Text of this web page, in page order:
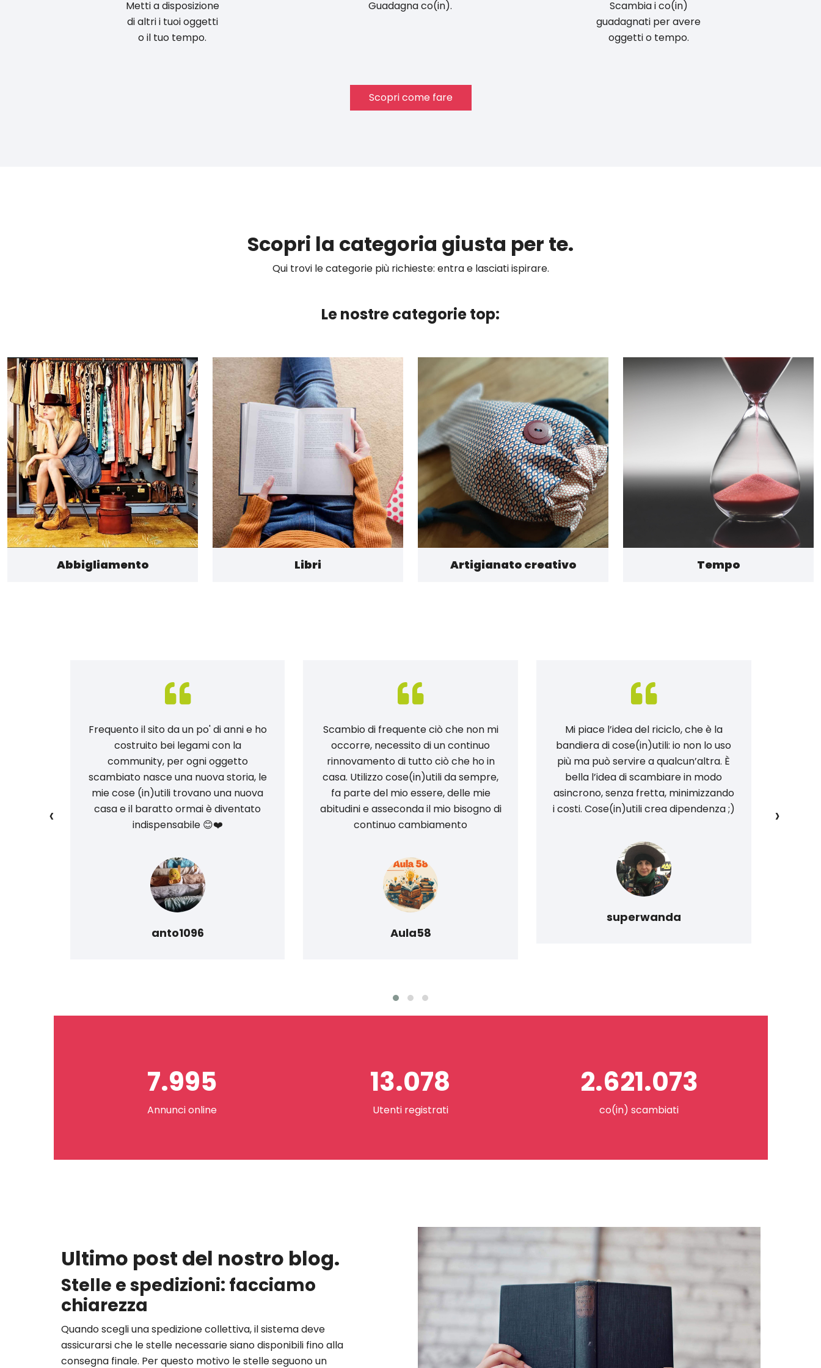
Metti a disposizione
di altri i tuoi oggetti
o il tuo tempo.
Guadagna co(in).
Scambia i co(in)
guadagnati per avere
oggetti o tempo.
Scopri come fare
Scopri la categoria giusta per te.
Qui trovi le categorie più richieste: entra e lasciati ispirare.
Le nostre categorie top:
Abbigliamento Libri Artigianato creativo Tempo
Frequento il sito da un po' di anni e ho
costruito bei legami con la
community, per ogni oggetto
scambiato nasce una nuova storia, le
mie cose (in)utili trovano una nuova
casa e il baratto ormai è diventato
indispensabile 😊❤️
anto1096
Scambio di frequente ciò che non mi
occorre, necessito di un continuo
rinnovamento di tutto ciò che ho in
casa. Utilizzo cose(in)utili da sempre,
fa parte del mio essere, delle mie
abitudini e asseconda il mio bisogno di
continuo cambiamento
Aula58
Mi piace l’idea del riciclo, che è la
bandiera di cose(in)utili: io non lo uso
più ma può servire a qualcun’altra. È
bella l’idea di scambiare in modo
asincrono, senza fretta, minimizzando
i costi. Cose(in)utili crea dipendenza ;)
superwanda
‹ ›
7.995
Annunci online
13.078
Utenti registrati
2.621.073
co(in) scambiati
Ultimo post del nostro blog.
Stelle e spedizioni: facciamo
chiarezza
Quando scegli una spedizione collettiva, il sistema deve
assicurarsi che le stelle necessarie siano disponibili fino alla
consegna finale. Per questo motivo le stelle seguono un